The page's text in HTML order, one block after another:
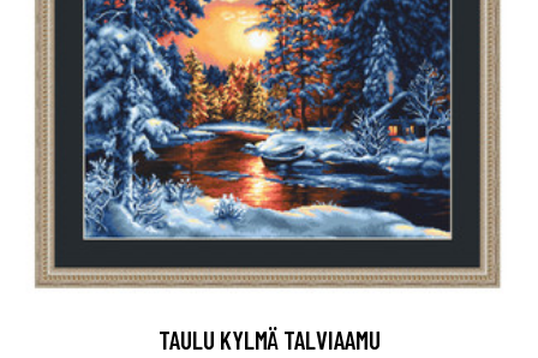
TAULU KYLMÄ TALVIAAMU